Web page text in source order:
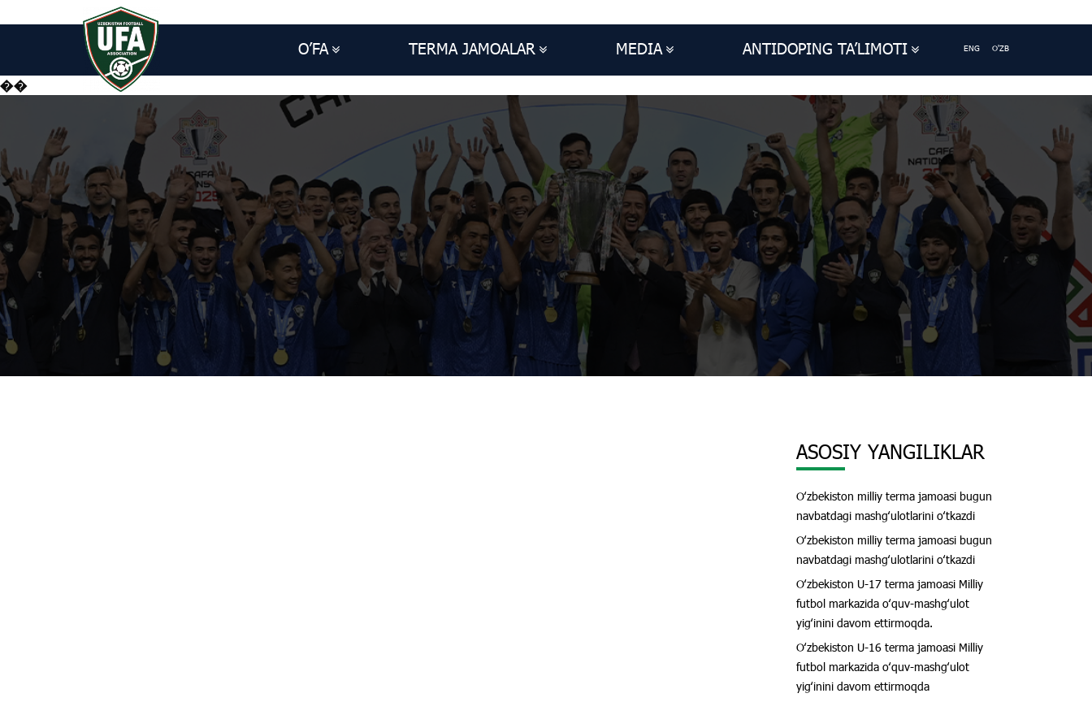
O’FA TERMA JAMOALAR MEDIA ANTIDOPING TA’LIMOTI ENG O'ZB
��
ASOSIY YANGILIKLAR
Oʻzbekiston milliy terma jamoasi bugun
navbatdagi mashgʻulotlarini oʻtkazdi
Oʻzbekiston milliy terma jamoasi bugun
navbatdagi mashgʻulotlarini oʻtkazdi
Oʻzbekiston U-17 terma jamoasi Milliy
futbol markazida oʻquv-mashgʻulot
yigʻinini davom ettirmoqda.
Oʻzbekiston U-16 terma jamoasi Milliy
futbol markazida oʻquv-mashgʻulot
yigʻinini davom ettirmoqda